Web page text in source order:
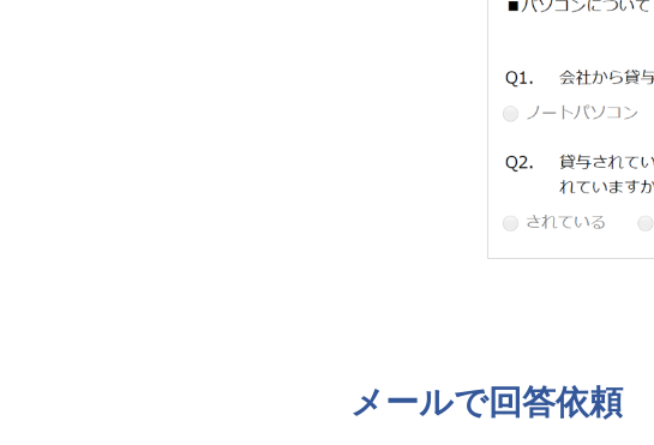
メールで回答依頼